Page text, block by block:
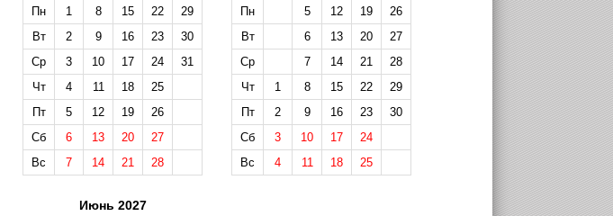
Пн
1 8 15 22
29
Вт
2 9 16 23
30
Ср
3 10 17 24
31
Чт
4 11 18
25
Пт
5 12 19
26
Сб
6 13 20
27
Вс
7 14 21 28
Пн
5 12 19
26
Вт
6 13 20
27
Ср
7 14 21
28
Чт
1 8 15 22
29
Пт
2 9 16 23
30
Сб
3 10 17
24
Вс
4 11 18 25
Июнь 2027